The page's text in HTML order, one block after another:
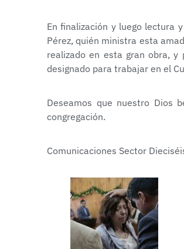
En finalización y luego lectura
Pérez, quién ministra esta
realizado en esta gran obra,
designado para trabajar en el
Deseamos que nuestro Dios
congregación.
Comunicaciones Sector